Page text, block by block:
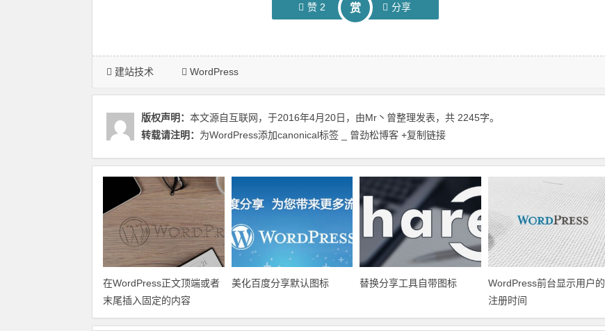
赞 2 赏 分享
建站技术 WordPress
版权声明： 本文源自互联网，于2016年4月20日，由Mr丶曾整理发表，共 2245字。
转载请注明： 为WordPress添加canonical标签 _ 曾劲松博客 +复制链接
在WordPress正文顶端或者
末尾插入固定的内容
美化百度分享默认图标 替换分享工具自带图标
WordPress前台显示用户的
注册时间